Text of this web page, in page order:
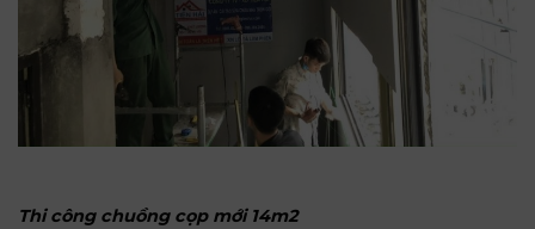
Thi công chuồng cọp mới 14m2